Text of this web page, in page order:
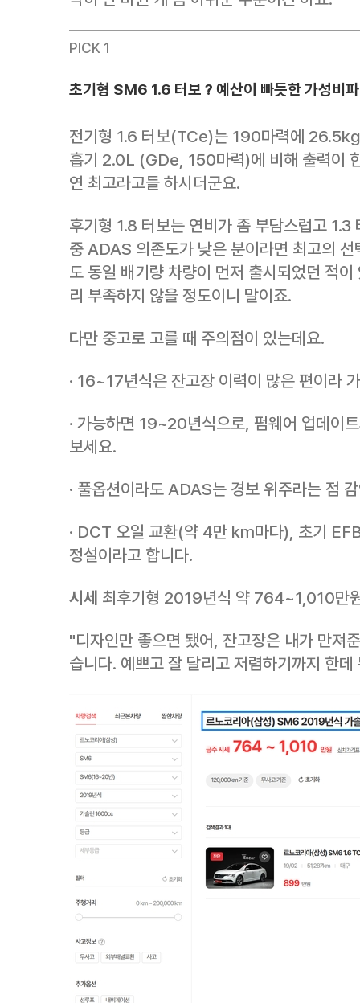
PICK 1
초기형 SM6 1.6 터보 ? 예산이 빠듯한 가성비파
전기형 1.6 터보(TCe)는 190마력에
흡기 2.0L (GDe, 150마력)에 비해 출력이
연 최고라고들 하시더군요.
후기형 1.8 터보는 연비가 좀 부담스럽고 1.3
중 ADAS 의존도가 낮은 분이라면 최고의
도 동일 배기량 차량이 먼저 출시되었던 적
리 부족하지 않을 정도이니 말이죠.
다만 중고로 고를 때 주의점이 있는데요.
· 16~17년식은 잔고장 이력이 많은 편이라
· 가능하면 19~20년식으로, 펌웨어 업데이
보세요.
· 풀옵션이라도 ADAS는 경보 위주라는 점
· DCT 오일 교환(약 4만 km마다), 초기
정설이라고 합니다.
시세 최후기형 2019년식 약 764~1,010만
"디자인만 좋으면 됐어, 잔고장은 내가 만져
습니다. 예쁘고 잘 달리고 저렴하기까지 한